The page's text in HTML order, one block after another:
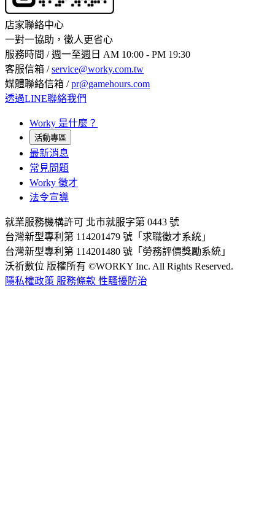
店家聯絡中心
一對一協助，徵人更省心
服務時間 / 週一至週日 AM 10:00 - PM 19:30
客服信箱 /service@worky.com.tw
媒體聯絡信箱 /pr@gamehours.com
透過LINE聯絡我們
Worky 是什麼？
活動專區
最新消息
常見問題
Worky 徵才
法令宣導
就業服務機構許可 北市就服字第 0443 號
台灣新型專利第 114201479 號「求職徵才系統」
台灣新型專利第 114201480 號「勞務評價獎勵系統」
沃祈數位 版權所有 ©WORKY Inc. All Rights Reserved.
隱私權政策 服務條款 性騷擾防治